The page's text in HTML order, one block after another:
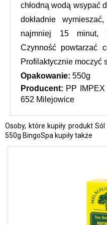
chłodną wodą wsypać
dokładnie
najmniej 15 minut,
Czynność powtarzać
Profilaktycznie moczyć
Opakowanie: 550g
Producent: PP
652 Milejowice
Osoby, które kupiły produkt
550g BingoSpa kupiły także